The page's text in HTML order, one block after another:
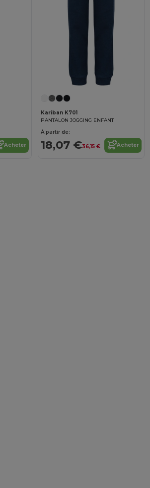
Acheter
Kariban K701
PANTALON JOGGING ENFANT
À partir de:
18,07 €36,15 € Acheter